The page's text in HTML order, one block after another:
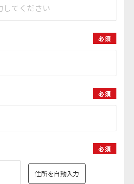
必須
必須
必須
住所を自動入力